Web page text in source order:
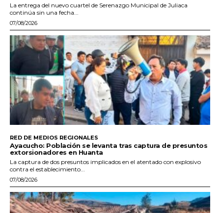
La entrega del nuevo cuartel de Serenazgo Municipal de Juliaca
continúa sin una fecha...
07/08/2026
RED DE MEDIOS REGIONALES
Ayacucho: Población se levanta tras captura de presuntos
extorsionadores en Huanta
La captura de dos presuntos implicados en el atentado con explosivo
contra el establecimiento...
07/08/2026